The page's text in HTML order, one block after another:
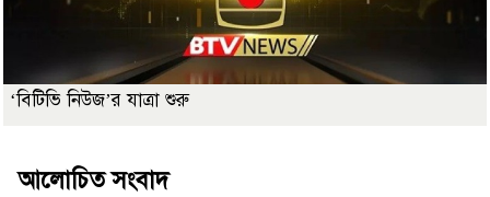
‘বিটিভি নিউজ’র যাত্রা শুরু
আলোচিত সংবাদ